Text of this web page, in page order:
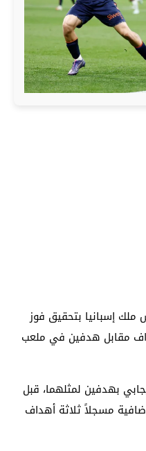
إسبانيا بتحقيق فوز
مقابل هدفين في ملعب
بهدفين لمثلهما، قبل
مسجلاً ثلاثة أهداف